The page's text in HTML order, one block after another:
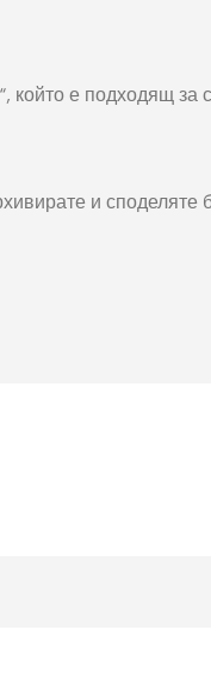
който е подходящ за
и споделяте